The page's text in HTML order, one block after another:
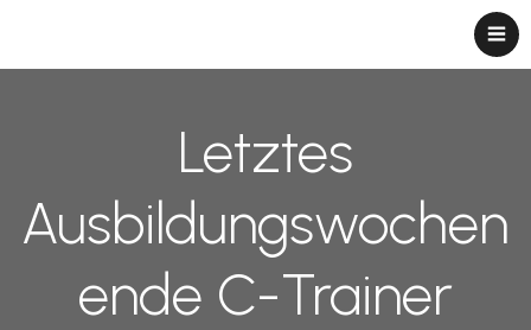
Letztes
Ausbildungswochen
ende C-Trainer